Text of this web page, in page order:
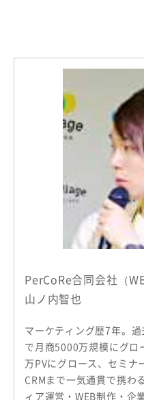
PerCoRe合同会社（
山ノ内智也
マーケティング歴7年。
で月商5000万規模にグロ
万PVにグロース、セミナ
CRMまで一気通貫で携わ
ィア運営・WEB制作・企